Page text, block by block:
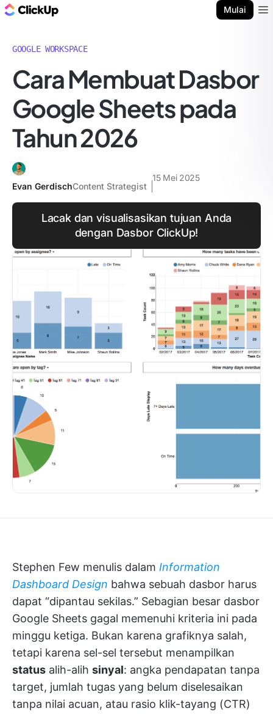
Mulai
GOOGLE WORKSPACE
Cara Membuat Dasbor
Google Sheets pada
Tahun 2026
Evan GerdischContent Strategist
15 Mei 2025
Lacak dan visualisasikan tujuan Anda
dengan Dasbor ClickUp!
Stephen Few menulis dalam Information
Dashboard Design bahwa sebuah dasbor harus
dapat “dipantau sekilas.” Sebagian besar dasbor
Google Sheets gagal memenuhi kriteria ini pada
minggu ketiga. Bukan karena grafiknya salah,
tetapi karena sel-sel tersebut menampilkan
status alih-alih sinyal: angka pendapatan tanpa
target, jumlah tugas yang belum diselesaikan
tanpa nilai acuan, atau rasio klik-tayang (CTR)